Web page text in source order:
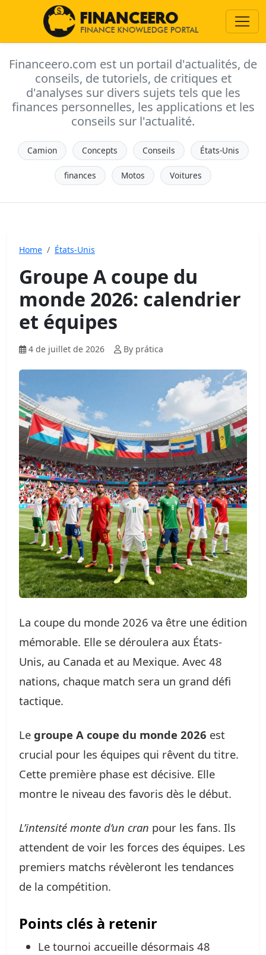
Financeero.com est un portail d'actualités, de
conseils, de tutoriels, de critiques et
d'analyses sur divers sujets tels que les
finances personnelles, les applications et les
conseils sur l'actualité.
Camion Concepts Conseils États-Unis
finances Motos Voitures
Home États-Unis
Groupe A coupe du
monde 2026: calendrier
et équipes
4 de juillet de 2026 By prática
La coupe du monde 2026 va être une édition
mémorable. Elle se déroulera aux États-
Unis, au Canada et au Mexique. Avec 48
nations, chaque match sera un grand défi
tactique.
Le groupe A coupe du monde 2026 est
crucial pour les équipes qui rêvent du titre.
Cette première phase est décisive. Elle
montre le niveau des favoris dès le début.
L’intensité monte d’un cran pour les fans. Ils
attendent de voir les forces des équipes. Les
premiers matchs révèleront les tendances
de la compétition.
Points clés à retenir
Le tournoi accueille désormais 48